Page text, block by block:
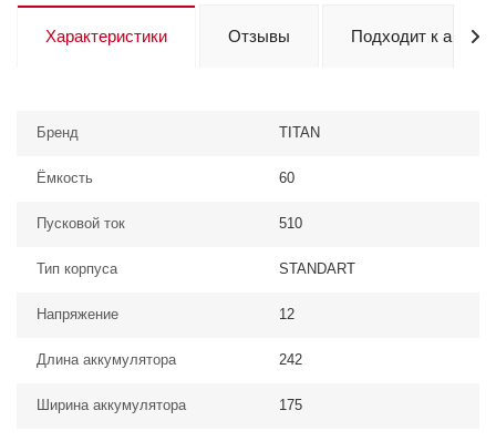
Характеристики Отзывы Подходит к авто
Бренд TITAN
Ёмкость 60
Пусковой ток 510
Тип корпуса STANDART
Напряжение 12
Длина аккумулятора 242
Ширина аккумулятора 175